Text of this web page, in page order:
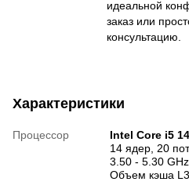
идеальной
заказ или
консультацию.
Характеристики
Процессор
Intel Core i5
14 ядер, 20
3.50 - 5.30 GHz
Объем кэша